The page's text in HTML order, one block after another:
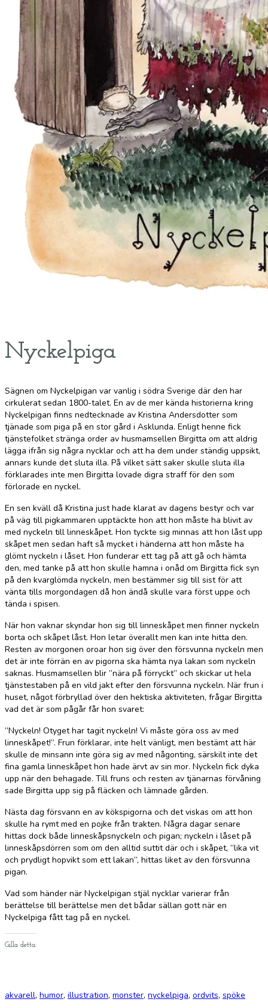
Nyckelpiga
Sägnen om Nyckelpigan var vanlig i södra Sverige där den har
cirkulerat sedan 1800-talet. En av de mer kända historierna kring
Nyckelpigan finns nedtecknade av Kristina Andersdotter som
tjänade som piga på en stor gård i Asklunda. Enligt henne fick
tjänstefolket stränga order av husmamsellen Birgitta om att aldrig
lägga ifrån sig några nycklar och att ha dem under ständig uppsikt,
annars kunde det sluta illa. På vilket sätt saker skulle sluta illa
förklarades inte men Birgitta lovade digra straff för den som
förlorade en nyckel.
En sen kväll då Kristina just hade klarat av dagens bestyr och var
på väg till pigkammaren upptäckte hon att hon måste ha blivit av
med nyckeln till linneskåpet. Hon tyckte sig minnas att hon låst upp
skåpet men sedan haft så mycket i händerna att hon måste ha
glömt nyckeln i låset. Hon funderar ett tag på att gå och hämta
den, med tanke på att hon skulle hamna i onåd om Birgitta fick syn
på den kvarglömda nyckeln, men bestämmer sig till sist för att
vänta tills morgondagen då hon ändå skulle vara först uppe och
tända i spisen.
När hon vaknar skyndar hon sig till linneskåpet men finner nyckeln
borta och skåpet låst. Hon letar överallt men kan inte hitta den.
Resten av morgonen oroar hon sig över den försvunna nyckeln men
det är inte förrän en av pigorna ska hämta nya lakan som nyckeln
saknas. Husmamsellen blir ”nära på förryckt” och skickar ut hela
tjänstestaben på en vild jakt efter den försvunna nyckeln. När frun i
huset, något förbryllad över den hektiska aktiviteten, frågar Birgitta
vad det är som pågår får hon svaret:
”Nyckeln! Otyget har tagit nyckeln! Vi måste göra oss av med
linneskåpet!”. Frun förklarar, inte helt vänligt, men bestämt att här
skulle de minsann inte göra sig av med någonting, särskilt inte det
fina gamla linneskåpet hon hade ärvt av sin mor. Nyckeln fick dyka
upp när den behagade. Till fruns och resten av tjänarnas förvåning
sade Birgitta upp sig på fläcken och lämnade gården.
Nästa dag försvann en av kökspigorna och det viskas om att hon
skulle ha rymt med en pojke från trakten. Några dagar senare
hittas dock både linneskåpsnyckeln och pigan; nyckeln i låset på
linneskåpsdörren som om den alltid suttit där och i skåpet, ”lika vit
och prydligt hopvikt som ett lakan”, hittas liket av den försvunna
pigan.
Vad som händer när Nyckelpigan stjäl nycklar varierar från
berättelse till berättelse men det bådar sällan gott när en
Nyckelpiga fått tag på en nyckel.
Gilla detta:
akvarell, humor, illustration, monster, nyckelpiga, ordvits, spöke